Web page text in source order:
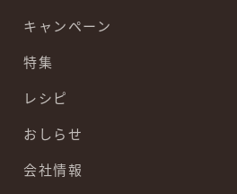
キャンペーン
特集
レシピ
おしらせ
会社情報